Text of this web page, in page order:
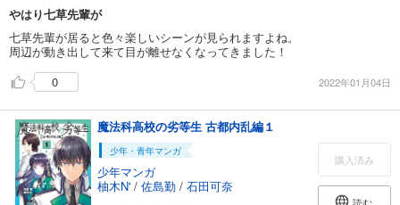
やはり七草先輩が
七草先輩が居ると色々楽しいシーンが見られますよね。
周辺が動き出して来て目が離せなくなってきました！
0
2022年01月04日
魔法科高校の劣等生 古都内乱編１
少年・青年マンガ
少年マンガ
柚木N' / 佐島勤 / 石田可奈
購入済み